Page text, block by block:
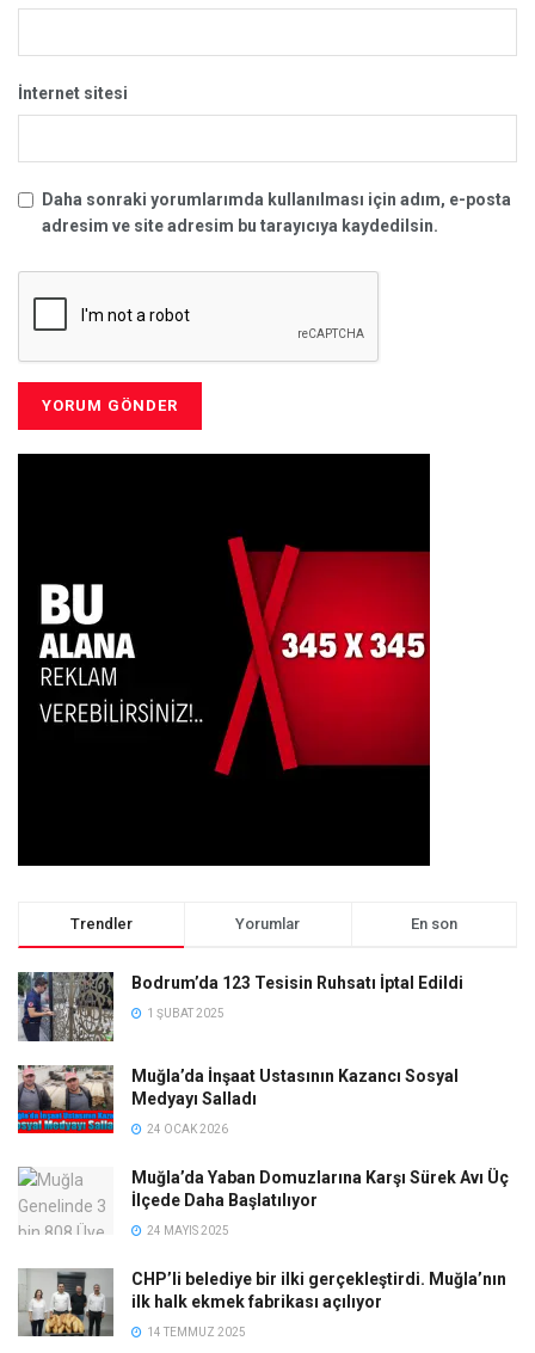
İnternet sitesi
Daha sonraki yorumlarımda kullanılması için adım, e-posta
adresim ve site adresim bu tarayıcıya kaydedilsin.
Trendler Yorumlar En son
Bodrum’da 123 Tesisin Ruhsatı İptal Edildi
1 ŞUBAT 2025
Muğla’da İnşaat Ustasının Kazancı Sosyal
Medyayı Salladı
24 OCAK 2026
Muğla’da Yaban Domuzlarına Karşı Sürek Avı Üç
İlçede Daha Başlatılıyor
24 MAYIS 2025
CHP’li belediye bir ilki gerçekleştirdi. Muğla’nın
ilk halk ekmek fabrikası açılıyor
14 TEMMUZ 2025